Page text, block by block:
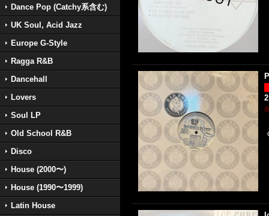
Dance Pop (Catchy系含む)
UK Soul, Acid Jazz
Europe G-Style
Ragga R&B
Dancehall
Lovers
Soul LP
Old School R&B
Disco
House (2000〜)
House (1990〜1999)
Latin House